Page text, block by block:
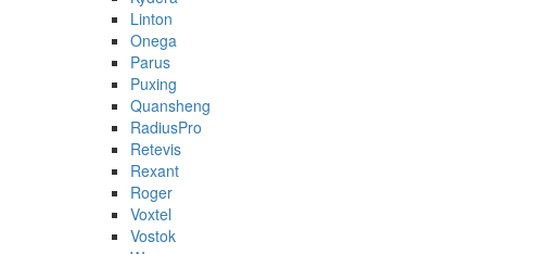
Linton
Onega
Parus
Puxing
Quansheng
RadiusPro
Retevis
Rexant
Roger
Voxtel
Vostok